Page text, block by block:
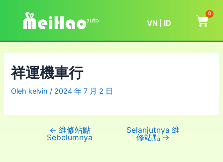
VN ID
0
祥運機車行
Oleh kelvin/ 2024 年 7 月 2 日
← 維修站點
Sebelumnya
Selanjutnya 維
修站點→